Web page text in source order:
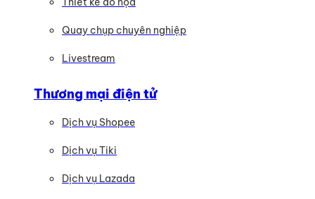
Quay chụp chuyên nghiệp
Livestream
Thương mại điện tử
Dịch vụ Shopee
Dịch vụ Tiki
Dịch vụ Lazada